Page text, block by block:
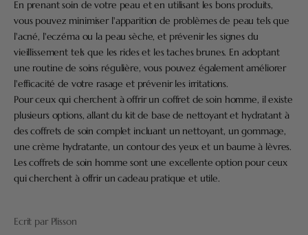
En prenant soin de votre peau et en utilisant les bons produits,
vous pouvez minimiser l'apparition de problèmes de peau tels que
l'acné, l'eczéma ou la peau sèche, et prévenir les signes du
vieillissement tels que les rides et les taches brunes. En adoptant
une routine de soins régulière, vous pouvez également améliorer
l'efficacité de votre rasage et prévenir les irritations.
Pour ceux qui cherchent à offrirun coffret de soin homme, il existe
plusieurs options, allant du kit de base de nettoyant et hydratantà
descoffrets de soin complet incluant un nettoyant, un gommage,
une crème hydratante, un contour des yeux et un baume à lèvres.
Les coffrets de soin homme sont une excellente option pour ceux
qui cherchent à offrir un cadeau pratique et utile.
Ecrit par Plisson